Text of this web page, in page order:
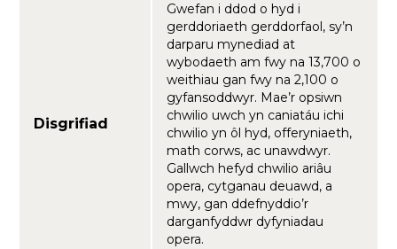
Disgrifiad
Gwefan i ddod o hyd i
gerddoriaeth gerddorfaol, sy’n
darparu mynediad at
wybodaeth am fwy na 13,700 o
weithiau gan fwy na 2,100 o
gyfansoddwyr. Mae’r opsiwn
chwilio uwch yn caniatáu ichi
chwilio yn ôl hyd, offeryniaeth,
math corws, ac unawdwyr.
Gallwch hefyd chwilio ariâu
opera, cytganau deuawd, a
mwy, gan ddefnyddio’r
darganfyddwr dyfyniadau
opera.